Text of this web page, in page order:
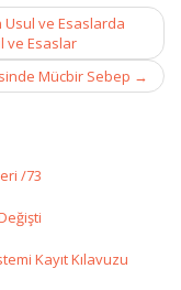
Usul ve Esaslarda
ve Esaslar
Mücbir Sebep →
/73
Kayıt Kılavuzu